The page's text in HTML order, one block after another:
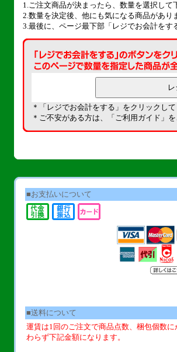
1.ご注文商品が決まったら、数量を選択して
2.数量を決定後、他にも気になる商品があ
3.最後に、ページ最下部「レジでお会計をす
＊「レジでお会計をする」をクリックし
＊ご不安がある方は、「 ご利用ガイド 」
■お支払いについて
■送料について
運賃は1回のご注文で商品点数、梱包個数に
わらず下記金額になります。